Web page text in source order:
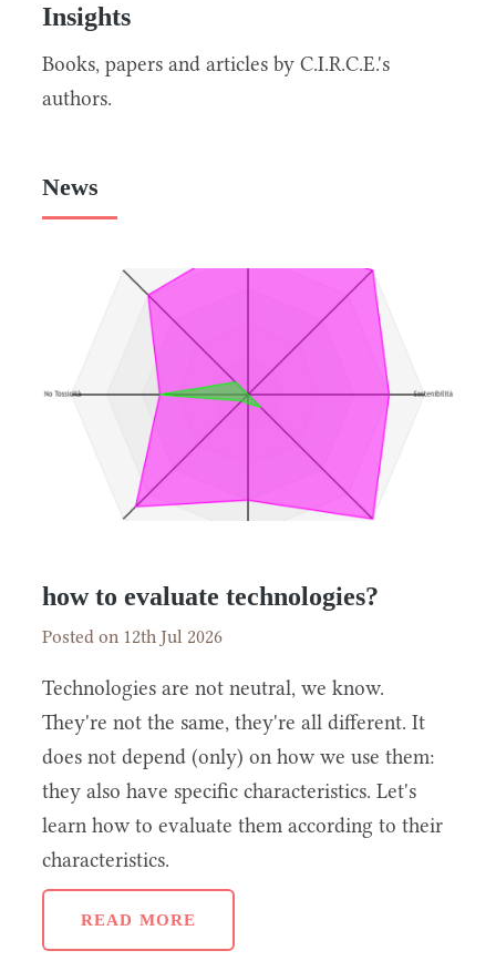
Insights
Books, papers and articles by C.I.R.C.E.'s
authors.
News
how to evaluate technologies?
Posted on 12th Jul 2026
Technologies are not neutral, we know.
They're not the same, they're all different. It
does not depend (only) on how we use them:
they also have specific characteristics. Let's
learn how to evaluate them according to their
characteristics.
READ MORE